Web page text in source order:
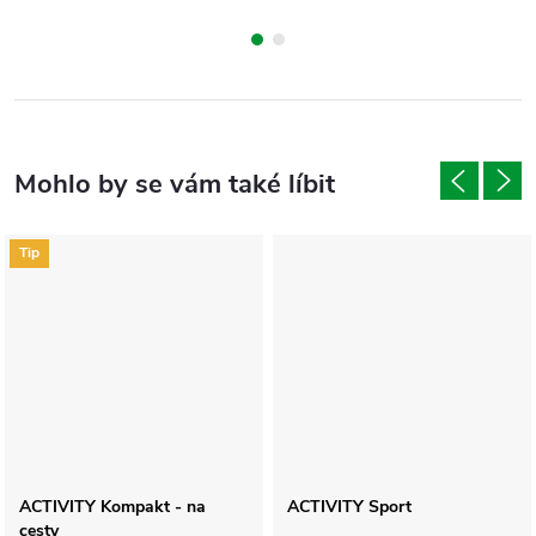
Tip
ACTIVITY Kompakt - na
cesty
ACTIVITY Sport